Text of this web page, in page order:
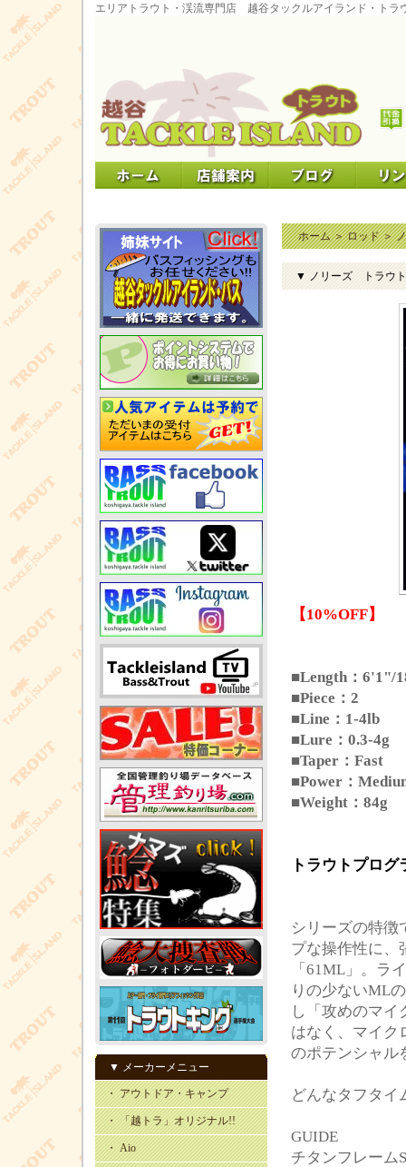
エリアトラウト・渓流専門店 越谷タックルアイランド・トラ
▼ メーカーメニュー
・ アウトドア・キャンプ
・ 「越トラ」オリジナル!!
・ Aio
ホーム＞ロッド＞
▼ ノリーズ トラウト
【10%OFF】
■Length：6'1"/
■Piece：2
■Line：1-4lb
■Lure：0.3-4g
■Taper：Fast
■Power：
■Weight：84g
トラウトプロ
シリーズの特徴
プな操作性に、
「61ML」。ラ
りの少ないML
し「攻めのマ
はなく、マイク
のポテンシャル
どんなタフタイ
GUIDE
チタンフレーム